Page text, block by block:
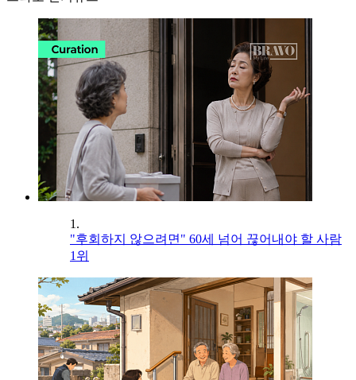
1.
"후회하지 않으려면" 60세 넘어 끊어내야 할 사람
1위